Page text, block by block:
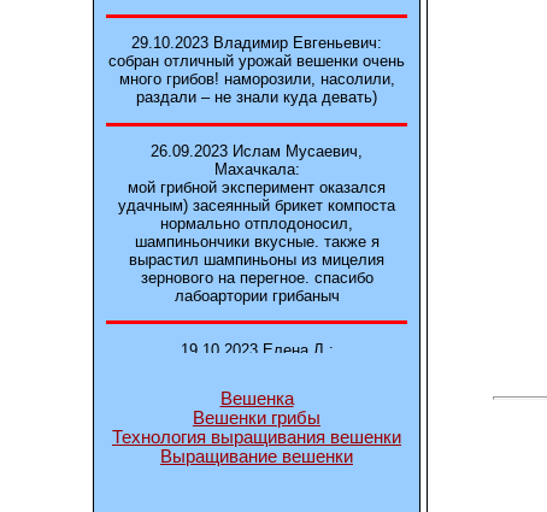
29.10.2023 Владимир Евгеньевич:
собран отличный урожай вешенки очень
много грибов! наморозили, насолили,
раздали – не знали куда девать)
26.09.2023 Ислам Мусаевич,
Махачкала:
мой грибной эксперимент оказался
удачным) засеянный брикет компоста
нормально отплодоносил,
шампиньончики вкусные. также я
вырастил шампиньоны из мицелия
зернового на перегное. спасибо
лабоартории грибаныч
19.10.2023 Елена Л.:
2-3 волны
14.10.2023 Александр:
Вешенка
Вешенки грибы
Технология выращивания вешенки
Выращивание вешенки